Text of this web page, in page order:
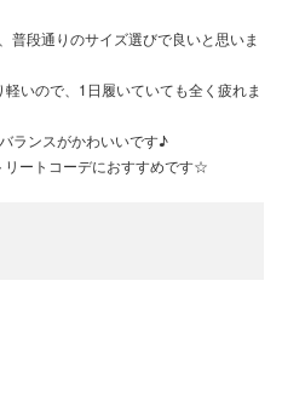
普段通りのサイズ選びで良いと思いま
いので、1日履いていても全く疲れま
ランスがかわいいです♪
リートコーデにおすすめです☆